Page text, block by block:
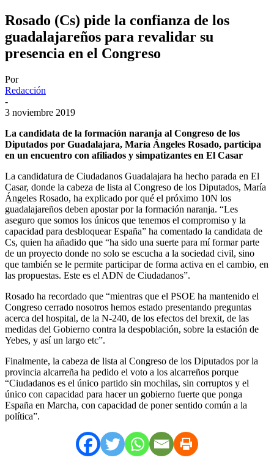
Rosado (Cs) pide la confianza de los
guadalajareños para revalidar su
presencia en el Congreso
Por
Redacción
-
3 noviembre 2019
La candidata de la formación naranja al Congreso de los
Diputados por Guadalajara, María Ángeles Rosado, participa
en un encuentro con afiliados y simpatizantes en El Casar
La candidatura de Ciudadanos Guadalajara ha hecho parada en El
Casar, donde la cabeza de lista al Congreso de los Diputados, María
Ángeles Rosado, ha explicado por qué el próximo 10N los
guadalajareños deben apostar por la formación naranja. “Les
aseguro que somos los únicos que tenemos el compromiso y la
capacidad para desbloquear España” ha comentado la candidata de
Cs, quien ha añadido que “ha sido una suerte para mí formar parte
de un proyecto donde no solo se escucha a la sociedad civil, sino
que también se le permite participar de forma activa en el cambio, en
las propuestas. Este es el ADN de Ciudadanos”.
Rosado ha recordado que “mientras que el PSOE ha mantenido el
Congreso cerrado nosotros hemos estado presentando preguntas
acerca del hospital, de la N-240, de los efectos del brexit, de las
medidas del Gobierno contra la despoblación, sobre la estación de
Yebes, y así un largo etc”.
Finalmente, la cabeza de lista al Congreso de los Diputados por la
provincia alcarreña ha pedido el voto a los alcarreños porque
“Ciudadanos es el único partido sin mochilas, sin corruptos y el
único con capacidad para hacer un gobierno fuerte que ponga
España en Marcha, con capacidad de poner sentido común a la
política”.